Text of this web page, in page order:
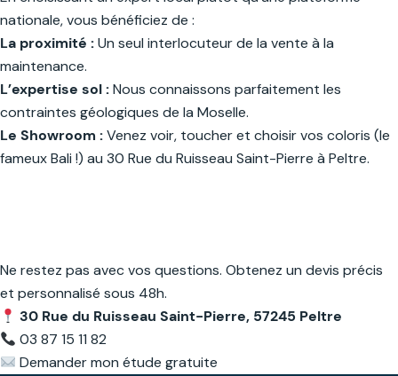
nationale, vous bénéficiez de :
La proximité :Un seul interlocuteur de la vente à la
maintenance.
L’expertise sol :Nous connaissons parfaitement les
contraintes géologiques de la Moselle.
Le Showroom :Venez voir, toucher et choisir vos coloris (le
fameux Bali !) au 30 Rue du Ruisseau Saint-Pierre à Peltre.
Ne restez pas avec vos questions. Obtenez un devis précis
et personnalisé sous 48h.
30 Rue du Ruisseau Saint-Pierre, 57245 Peltre
03 87 15 11 82
Demander mon étude gratuite